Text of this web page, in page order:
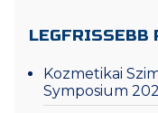
LEGFRISSEBB
Kozmetikai
Symposium